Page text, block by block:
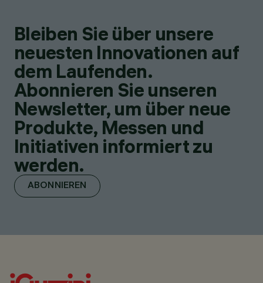
Bleiben Sie über unsere
neuesten Innovationen auf
dem Laufenden.
Abonnieren Sie unseren
Newsletter, um über neue
Produkte, Messen und
Initiativen informiert zu
werden.
ABONNIEREN